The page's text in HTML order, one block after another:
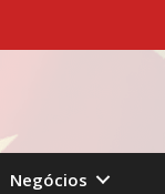
Negócios